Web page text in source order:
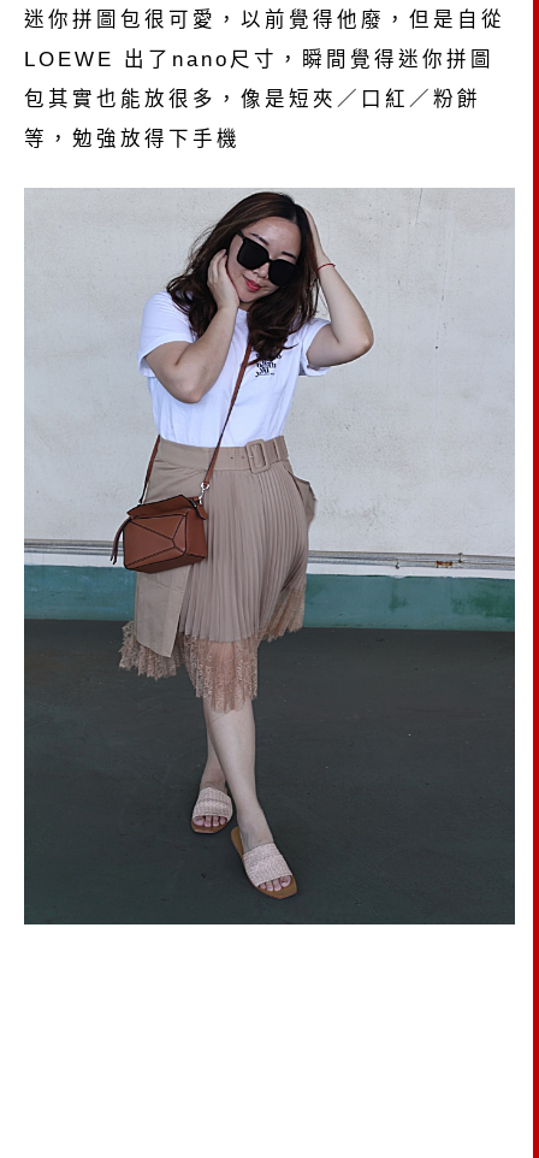
迷你拼圖包很可愛，以前覺得他廢，但是自從
LOEWE 出了nano尺寸，瞬間覺得迷你拼圖
包其實也能放很多，像是短夾／口紅／粉餅
等，勉強放得下手機